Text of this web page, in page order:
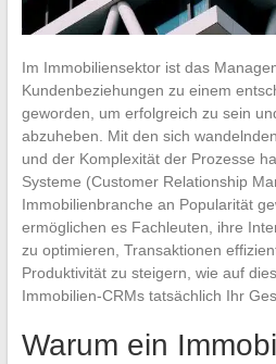
Im Immobiliensektor ist das
Kundenbeziehungen zu einem
geworden, um erfolgreich zu sein
abzuheben. Mit den sich
und der Komplexität der Prozesse
Systeme (Customer Relationship
Immobilienbranche an Popularität
ermöglichen es Fachleuten, ihre
zu optimieren, Transaktionen
Produktivität zu steigern, wie auf
Immobilien-CRMs tatsächlich Ihr
Warum ein